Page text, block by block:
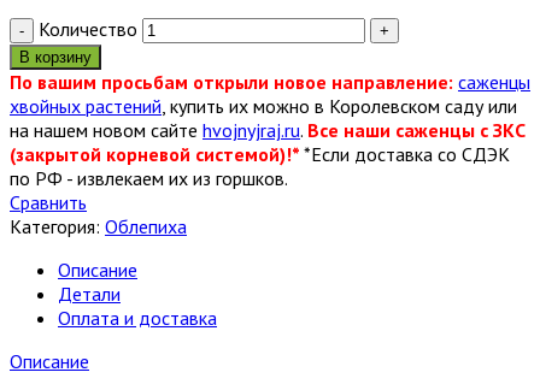
Количество
В корзину
По вашим просьбам открыли новое направление: саженцы
хвойных растений , купить их можно в Королевском саду или
на нашем новом сайте hvojnyjraj.ru. Все наши саженцы с ЗКС
(закрытой корневой системой)!* *Если доставка со СДЭК
по РФ - извлекаем их из горшков.
Сравнить
Категория: Облепиха
Описание
Детали
Оплата и доставка
Описание